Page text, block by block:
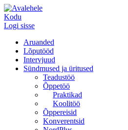
Kodu
Logi sisse
Aruanded
Lõputööd
Intervjuud
Sündmused ja üritused
Teadustöö
Õppetöö
Praktikad
Koolitöö
Õppereisid
Konverentsid